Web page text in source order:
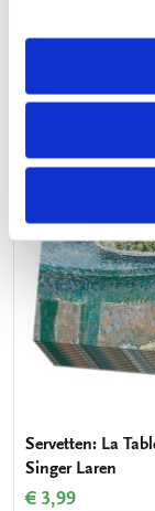
Servetten: La
Singer Laren
€ 3,99